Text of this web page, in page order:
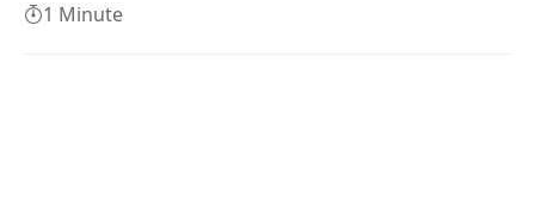
1 Minute